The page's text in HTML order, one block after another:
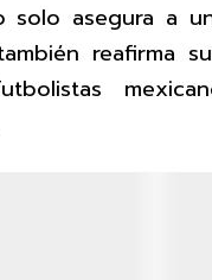
solo asegura a
reafirma